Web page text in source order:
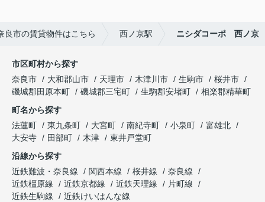
良市の賃貸物件はこちら 西ノ京駅 ニシダコーポ 西ノ京
市区町村から探す
奈良市
大和郡山市 天理市 木津川市 生駒市
桜井市
磯城郡田原本町
磯城郡三宅町 生駒郡安堵町
相楽郡精華町
町名から探す
法蓮町
東九条町 大宮町 南紀寺町 小泉町
富雄北
大安寺
田部町 木津
東井戸堂町
沿線から探す
近鉄難波・奈良線
関西本線 桜井線
奈良線
近鉄橿原線
近鉄京都線 近鉄天理線
片町線
近鉄生駒線
近鉄けいはんな線